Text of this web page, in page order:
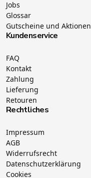
Jobs
Glossar
Gutscheine und Aktionen
Kundenservice
FAQ
Kontakt
Zahlung
Lieferung
Retouren
Rechtliches
Impressum
AGB
Widerrufsrecht
Datenschutzerklärung
Cookies